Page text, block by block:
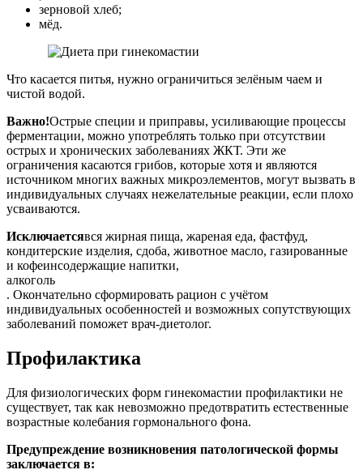
зерновой хлеб;
мёд.
Что касается питья, нужно ограничиться зелёным чаем и
чистой водой.
Важно!Острые специи и приправы, усиливающие процессы
ферментации, можно употреблять только при отсутствии
острых и хронических заболеваниях ЖКТ. Эти же
ограничения касаются грибов, которые хотя и являются
источником многих важных микроэлементов, могут вызвать в
индивидуальных случаях нежелательные реакции, если плохо
усваиваются.
Исключаетсявся жирная пища, жареная еда, фастфуд,
кондитерские изделия, сдоба, животное масло, газированные
и кофеинсодержащие напитки,
алкоголь
. Окончательно сформировать рацион с учётом
индивидуальных особенностей и возможных сопутствующих
заболеваний поможет врач-диетолог.
Профилактика
Для физиологических форм гинекомастии профилактики не
существует, так как невозможно предотвратить естественные
возрастные колебания гормонального фона.
Предупреждение возникновения патологической формы
заключается в: